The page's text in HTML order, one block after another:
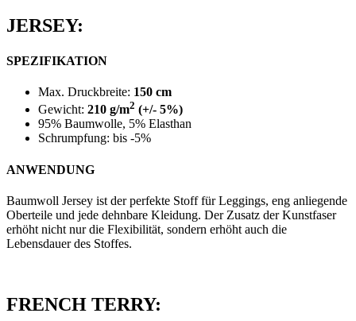
JERSEY:
SPEZIFIKATION
Max. Druckbreite: 150 cm
Gewicht: 210 g/m2 (+/- 5%)
95% Baumwolle, 5% Elasthan
Schrumpfung: bis -5%
ANWENDUNG
Baumwoll Jersey ist der perfekte Stoff für Leggings, eng anliegende
Oberteile und jede dehnbare Kleidung. Der Zusatz der Kunstfaser
erhöht nicht nur die Flexibilität, sondern erhöht auch die
Lebensdauer des Stoffes.
FRENCH TERRY: